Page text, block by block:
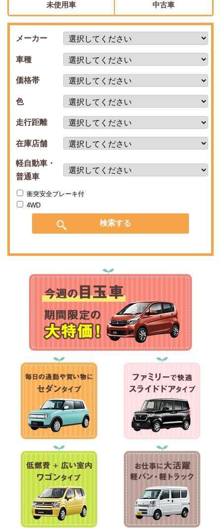
未使用車 中古車
メーカー
車種
価格帯
色
走行距離
在庫店舗
軽自動車・
普通車
衝突安全ブレーキ付
4WD